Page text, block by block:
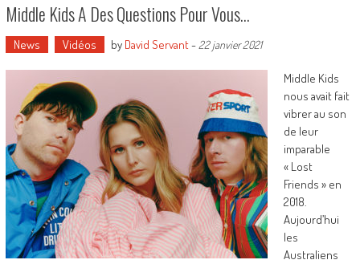
Middle Kids A Des Questions Pour Vous…
News Vidéos by David Servant- 22 janvier 2021
Middle Kids
nous avait fait
vibrer au son
de leur
imparable
« Lost
Friends » en
2018.
Aujourd’hui
les
Australiens